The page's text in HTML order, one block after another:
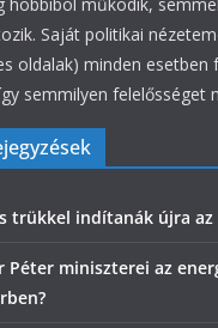
Saját politikai
oldalak) minden esetben
semmilyen felelősséget
trükkel indítanák újra
Péter miniszterei az